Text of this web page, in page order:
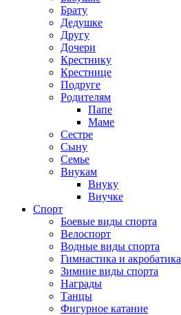
Брату
Дедушке
Другу
Дочери
Крестнику
Крестнице
Подруге
Родителям
Папе
Маме
Сестре
Сыну
Семье
Внукам
Внуку
Внучке
Спорт
Боевые виды спорта
Велоспорт
Водные виды спорта
Гимнастика и акробатика
Зимние виды спорта
Награды
Танцы
Фигурное катание